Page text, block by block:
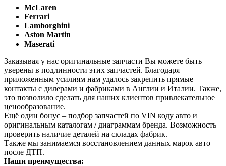
McLaren
Ferrari
Lamborghini
Aston Martin
Maserati
Заказывая у нас оригинальные запчасти Вы можете быть
уверены в подлинности этих запчастей. Благодаря
приложенным усилиям нам удалось закрепить прямые
контакты с дилерами и фабриками в Англии и Италии. Также,
это позволило сделать для наших клиентов привлекательное
ценообразование.
Ещё один бонус – подбор запчастей по VIN коду авто и
оригинальным каталогам / диаграммам бренда. Возможность
проверить наличие деталей на складах фабрик.
Также мы занимаемся восстановлением данных марок авто
после ДТП.
Наши преимущества: